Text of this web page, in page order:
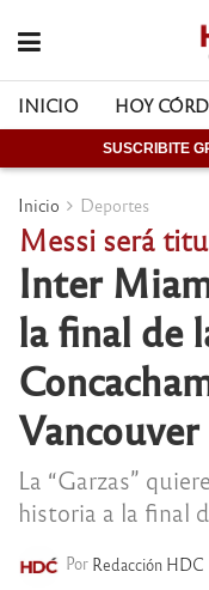
INICIO HOY
SUSCRIBITE
Inicio Deportes
Messi será
Inter
la final de
Vancouver
La “Garzas”
historia a la final
Por Redacción HDC